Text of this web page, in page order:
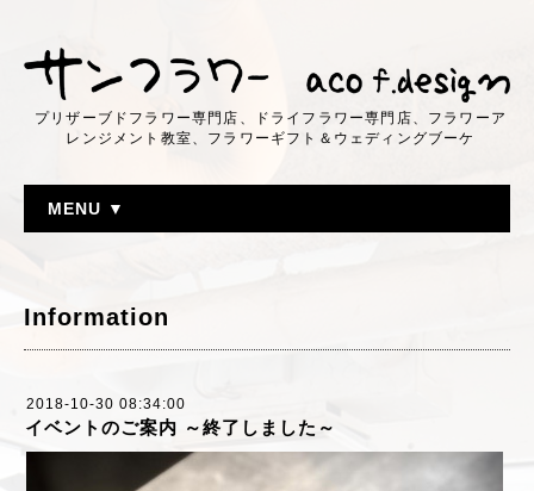
プリザーブドフラワー専門店、ドライフラワー専門店、フラワーア
レンジメント教室、フラワーギフト＆ウェディングブーケ
MENU ▼
Information
2018-10-30 08:34:00
イベントのご案内 ～終了しました～